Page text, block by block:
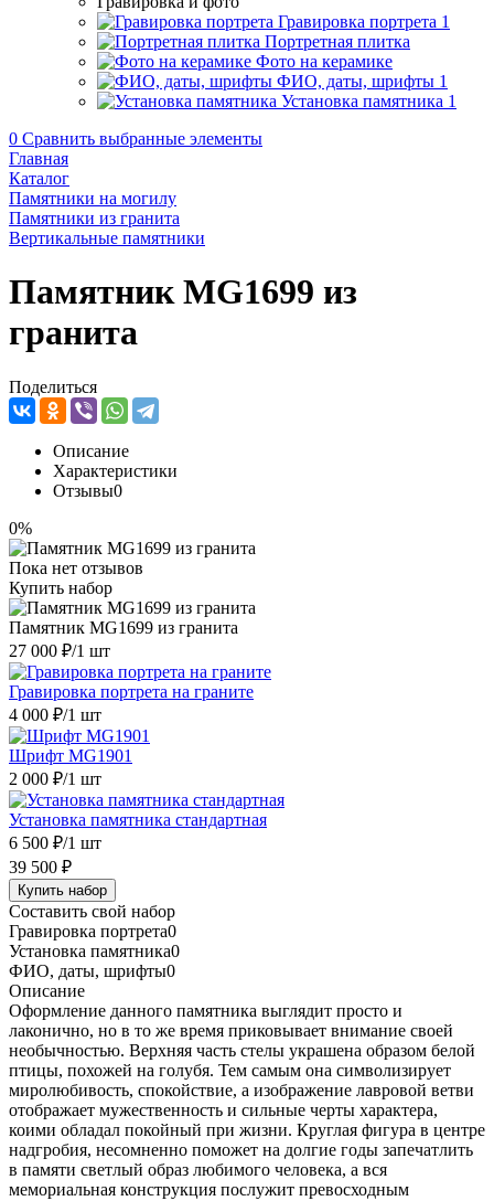
Гравировка портрета 1
Портретная плитка
Фото на керамике
ФИО, даты, шрифты 1
Установка памятника 1
0 Сравнить выбранные элементы
Главная
Каталог
Памятники на могилу
Памятники из гранита
Вертикальные памятники
Памятник MG1699 из
гранита
Поделиться
Описание
Характеристики
Отзывы0
0%
Пока нет отзывов
Купить набор
Памятник MG1699 из гранита
27 000 ₽/1 шт
Гравировка портрета на граните
4 000 ₽/1 шт
Шрифт MG1901
2 000 ₽/1 шт
Установка памятника стандартная
6 500 ₽/1 шт
39 500 ₽
Купить набор
Составить свой набор
Гравировка портрета0
Установка памятника0
ФИО, даты, шрифты0
Описание
Оформление данного памятника выглядит просто и
лаконично, но в то же время приковывает внимание своей
необычностью. Верхняя часть стелы украшена образом белой
птицы, похожей на голубя. Тем самым она символизирует
миролюбивость, спокойствие, а изображение лавровой ветви
отображает мужественность и сильные черты характера,
коими обладал покойный при жизни. Круглая фигура в центре
надгробия, несомненно поможет на долгие годы запечатлить
в памяти светлый образ любимого человека, а вся
мемориальная конструкция послужит превосходным